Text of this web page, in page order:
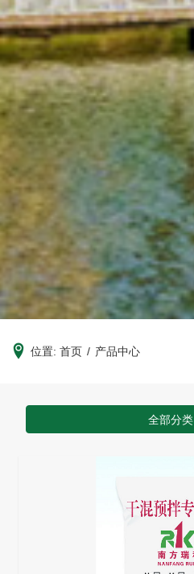
位置: 首页 / 产品中心
全部分类